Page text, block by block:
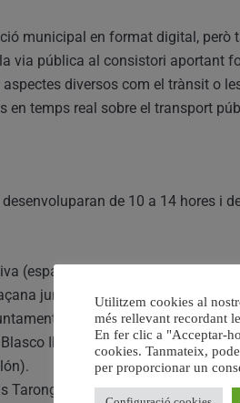
municipal en format digital, però
via pública al consistori aportant
diversos com el trànsit o
en temps real sobre el transport
de 10 a 14 hores i
(espai junt a la boca del metro de
junt a la porta principal).
(façana junt a l’Oficina de
Ibañez, 28 (Facultat de
Tarongers, 4D (junt al quiosc de
Utilitzem cookies al
més rellevant recordant
En fer clic a "Acceptar-
cookies. Tanmateix,
per proporcionar un